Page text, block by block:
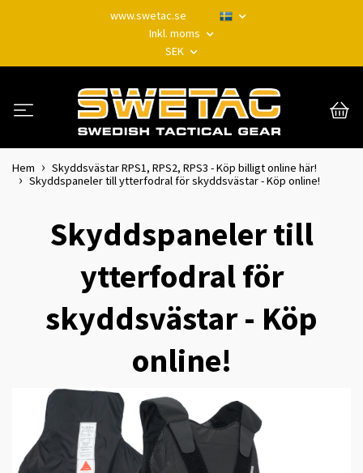
www.swetac.se
Inkl. moms
SEK
Hem
Skyddsvästar RPS1, RPS2, RPS3 - Köp billigt online här!
Skyddspaneler till ytterfodral för skyddsvästar - Köp online!
Skyddspaneler till
ytterfodral för
skyddsvästar - Köp
online!